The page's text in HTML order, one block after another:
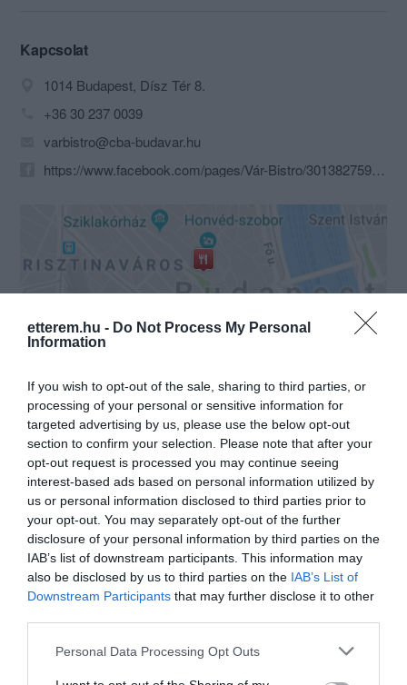
etterem.hu - Do Not Process My Personal
Information
If you wish to opt-out of the sale, sharing to third parties, or
processing of your personal or sensitive information for
targeted advertising by us, please use the below opt-out
section to confirm your selection. Please note that after your
opt-out request is processed you may continue seeing
interest-based ads based on personal information utilized by
us or personal information disclosed to third parties prior to
your opt-out. You may separately opt-out of the further
disclosure of your personal information by third parties on the
IAB’s list of downstream participants. This information may
also be disclosed by us to third parties on the IAB’s List of
Downstream Participants that may further disclose it to other
Please note that this website/app uses one or more Google
Personal Data Processing Opt Outs
Kapcsolat
1014 Budapest, Dísz Tér 8.
+36 30 237 0039
varbistro@cba-budavar.hu
https://www.facebook.com/pages/Vár-Bistro/301382759927362
Probléma jelentése